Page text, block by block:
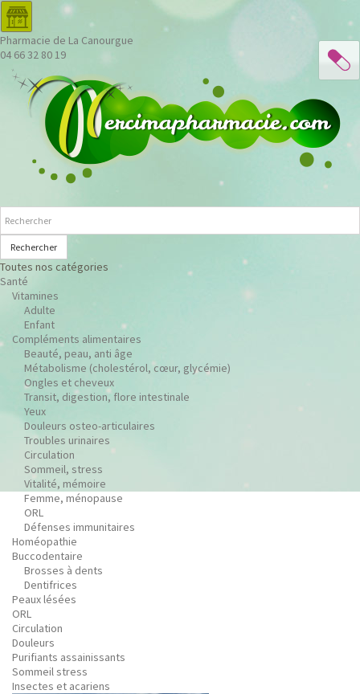
Pharmacie de La Canourgue
04 66 32 80 19
Rechercher
Toutes nos catégories
Santé
Vitamines
Adulte
Enfant
Compléments alimentaires
Beauté, peau, anti âge
Métabolisme (cholestérol, cœur, glycémie)
Ongles et cheveux
Transit, digestion, flore intestinale
Yeux
Douleurs osteo-articulaires
Troubles urinaires
Circulation
Sommeil, stress
Vitalité, mémoire
Femme, ménopause
ORL
Défenses immunitaires
Homéopathie
Buccodentaire
Brosses à dents
Dentifrices
Peaux lésées
ORL
Circulation
Douleurs
Purifiants assainissants
Sommeil stress
Insectes et acariens